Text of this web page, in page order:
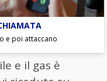
le priorità per
delle
ha
e il gas è
e poi attaccano